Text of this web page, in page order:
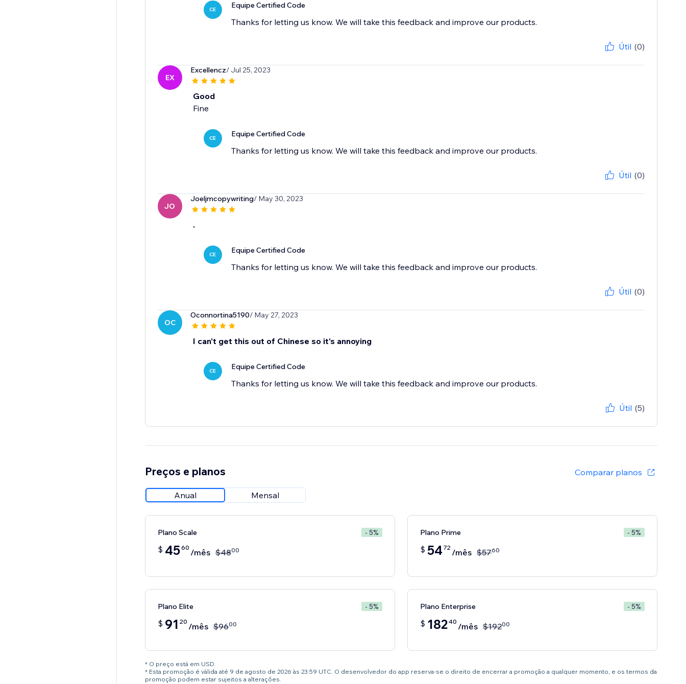
CE Equipe Certified Code
Thanks for letting us know. We will take this feedback and improve our products.
Útil (0)
EX
Excellencz/ Jul 25, 2023
Good
Fine
CE Equipe Certified Code
Thanks for letting us know. We will take this feedback and improve our products.
Útil (0)
JO
Joeljmcopywriting/ May 30, 2023
.
CE Equipe Certified Code
Thanks for letting us know. We will take this feedback and improve our products.
Útil (0)
OC
Oconnortina5190/ May 27, 2023
I can't get this out of Chinese so it's annoying
CE Equipe Certified Code
Thanks for letting us know. We will take this feedback and improve our products.
Útil (5)
Preços e planos Comparar planos
Anual Mensal
Plano Scale - 5%
$ 4560 /mês $4800
Plano Prime - 5%
$ 54 72 /mês $5760
Plano Elite - 5%
$ 91 20 /mês $9600
Plano Enterprise - 5%
$ 18240 /mês $19200
* O preço está em USD.
* Esta promoção é válida até 9 de agosto de 2026 às 23:59 UTC. O desenvolvedor do app reserva-se o direito de encerrar a promoção a qualquer momento, e os termos da
promoção podem estar sujeitos a alterações.